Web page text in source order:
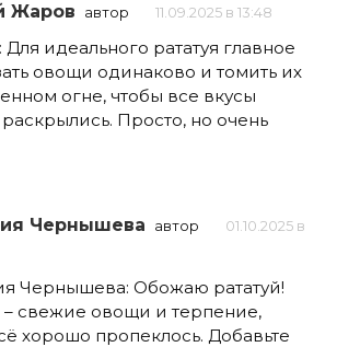
Жаров автор 11.09.2025 в 13:48
идеального рататуя главное
овощи одинаково и томить их
огне, чтобы все вкусы
Просто, но очень
Чернышева автор
01.10.2025 в
Чернышева: Обожаю рататуй!
– свежие овощи и терпение,
хорошо пропеклось. Добавьте